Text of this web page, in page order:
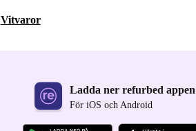
Vitvaror
Ladda ner refurbed appen
För iOS och Android